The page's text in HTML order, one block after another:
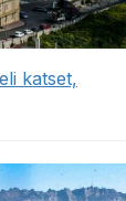
katset,